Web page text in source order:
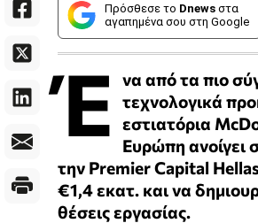
Πρόσθεσε το Dnews στα
αγαπημένα σου στη Google
Έ να από τα πιο
τεχνολογικά
εστιατόρια
Ευρώπη ανοίγει
την Premier Capital
€1,4 εκατ. και να
θέσεις εργασίας.